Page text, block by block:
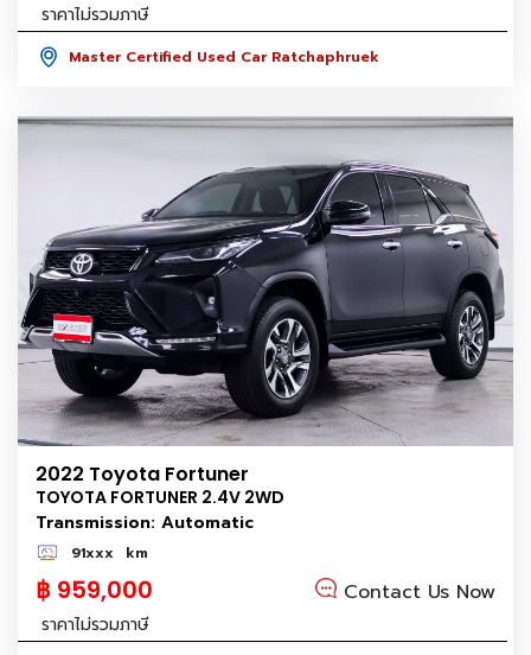
ราคาไม่รวมภาษี
Master Certified Used Car Ratchaphruek
2022 Toyota Fortuner
TOYOTA FORTUNER 2.4V 2WD
Transmission: Automatic
91xxx km
฿ 959,000 Contact Us Now
ราคาไม่รวมภาษี